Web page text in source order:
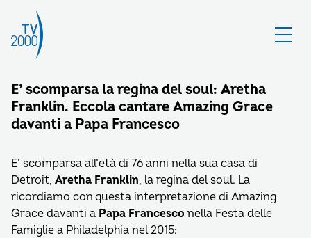
E’ scomparsa la regina del soul: Aretha
Franklin. Eccola cantare Amazing Grace
davanti a Papa Francesco
E’ scomparsa all’età di 76 anni nella sua casa di
Detroit, Aretha Franklin, la regina del soul. La
ricordiamo con questa interpretazione di Amazing
Grace davanti a Papa Francesco nella Festa delle
Famiglie a Philadelphia nel 2015: